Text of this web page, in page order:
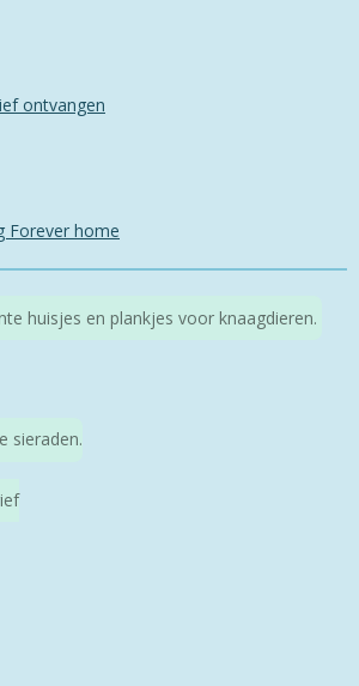
ontvangen
Forever home
huisjes en plankjes voor knaagdieren.
sieraden.